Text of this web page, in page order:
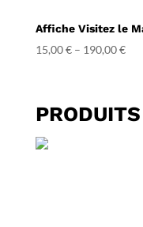
Affiche Visitez le
15,00€– 190,00€